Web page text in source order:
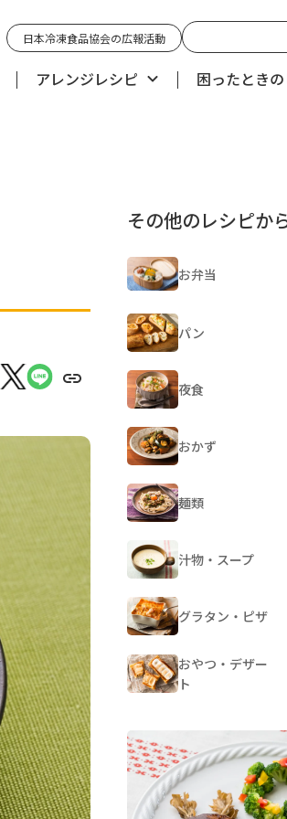
日本冷凍食品協会の広報活動
アレンジレシピ 困ったとき
その他のレシピか
お弁当
パン
夜食
おかず
麺類
汁物・スープ
グラタン・ピザ
おやつ・デザー
ト